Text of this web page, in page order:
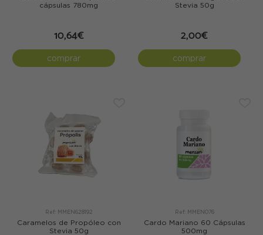
cápsulas 780mg
10,64€
comprar
Stevia 50g
2,00€
comprar
Ref: MMEN628192
Caramelos de Propóleo con
Stevia 50g
Ref: MMEN076
Cardo Mariano 60 Cápsulas
500mg